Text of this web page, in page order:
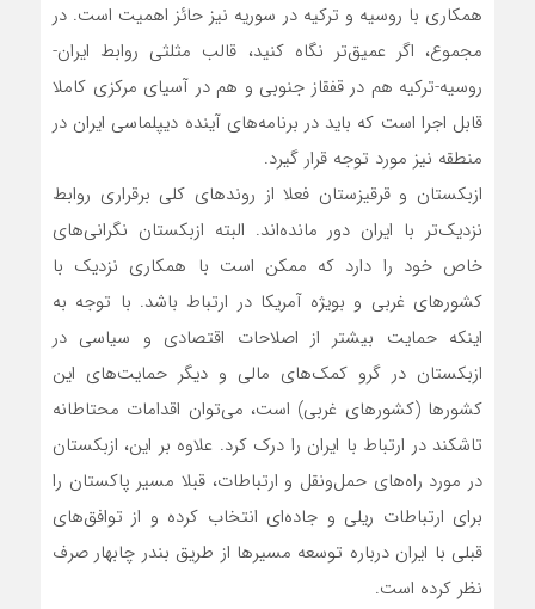
همکاری با روسیه و ترکیه در سوریه نیز حائز اهمیت است. در
مجموع، اگر عمیق‌تر نگاه کنید، قالب مثلثی روابط ایران-
روسیه-ترکیه هم در قفقاز جنوبی و هم در آسیای مرکزی کاملا
قابل اجرا است که باید در برنامه‌های آینده دیپلماسی ایران در
منطقه نیز مورد توجه قرار گیرد.
ازبکستان و قرقیزستان فعلا از روندهای کلی برقراری روابط
نزدیک‌تر با ایران دور مانده‌اند. البته ازبکستان نگرانی‌های
خاص خود را دارد که ممکن است با همکاری نزدیک با
کشورهای غربی و بویژه آمریکا در ارتباط باشد. با توجه به
اینکه حمایت بیشتر از اصلاحات اقتصادی و سیاسی در
ازبکستان در گرو کمک‌های مالی و دیگر حمایت‌های این
کشورها (کشورهای غربی) است، می‌توان اقدامات محتاطانه
تاشکند در ارتباط با ایران را درک کرد. علاوه بر این، ازبکستان
در مورد راه‌های حمل‌ونقل و ارتباطات، قبلا مسیر پاکستان را
برای ارتباطات ریلی و جاده‌ای انتخاب کرده و از توافق‌های
قبلی با ایران درباره توسعه مسیرها از طریق بندر چابهار صرف
نظر کرده است.